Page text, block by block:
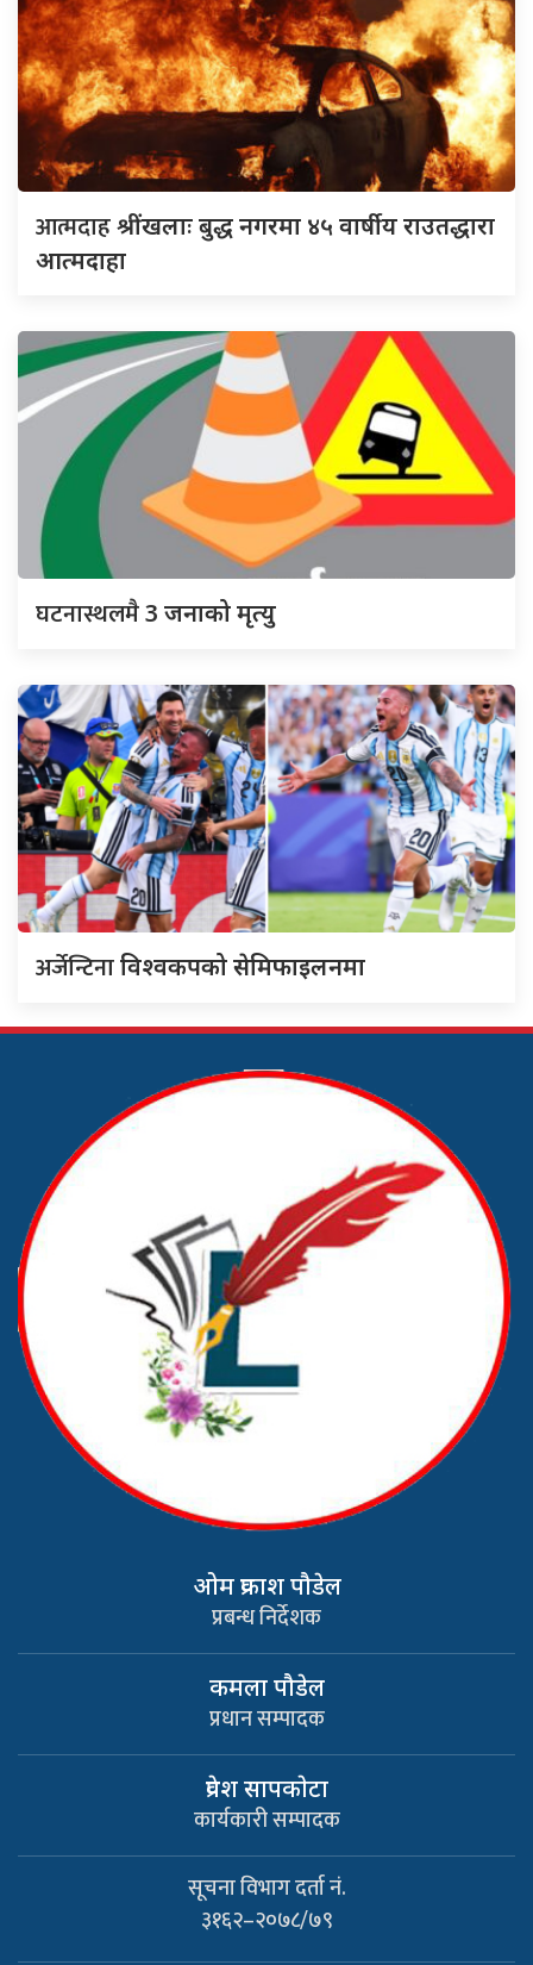
आत्मदाहश्रींखलाः बुद्ध नगरमा ४५ वार्षीय राउतद्धारा
आत्मदाहा
घटनास्थलमै3 जनाको मृत्यु
अर्जेन्टिनाविश्वकपको सेमिफाइलनमा
ओम प्रकाश पौडेल
प्रबन्ध निर्देशक
कमला पौडेल
प्रधान सम्पादक
प्रवेश सापकाेटा
कार्यकारी सम्पादक
सूचना विभाग दर्ता नं.
३१६२–२०७८/७९